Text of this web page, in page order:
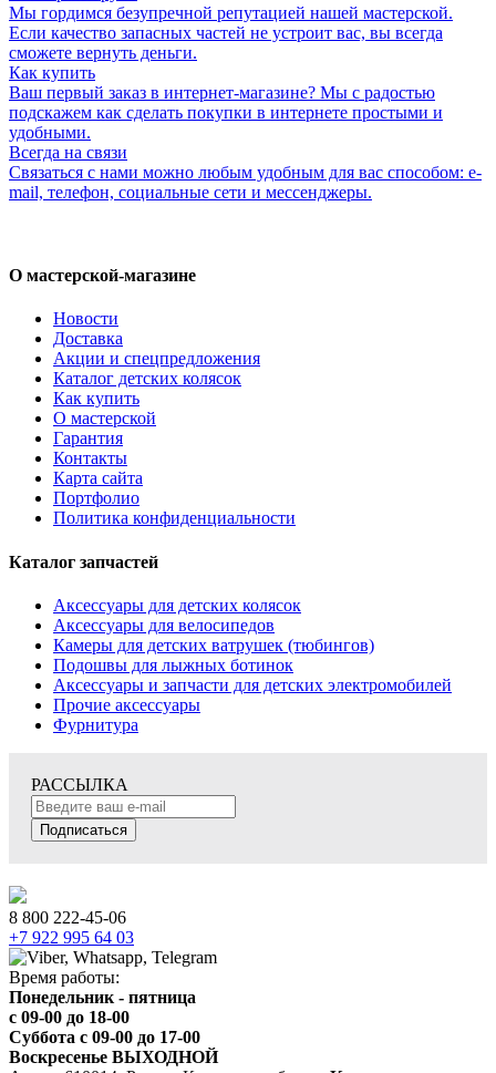
Мы гордимся безупречной репутацией нашей мастерской.
Если качество запасных частей не устроит вас, вы всегда
сможете вернуть деньги.
Как купить
Ваш первый заказ в интернет-магазине? Мы с радостью
подскажем как сделать покупки в интернете простыми и
удобными.
Всегда на связи
Связаться с нами можно любым удобным для вас способом: e-
mail, телефон, социальные сети и мессенджеры.
О мастерской-магазине
Новости
Доставка
Акции и спецпредложения
Каталог детских колясок
Как купить
О мастерской
Гарантия
Контакты
Карта сайта
Портфолио
Политика конфиденциальности
Каталог запчастей
Аксессуары для детских колясок
Аксессуары для велосипедов
Камеры для детских ватрушек (тюбингов)
Подошвы для лыжных ботинок
Аксессуары и запчасти для детских электромобилей
Прочие аксессуары
Фурнитура
РАССЫЛКА
Подписаться
8 800 222-45-06
+7 922 995 64 03
Время работы:
Понедельник - пятница
c 09-00 до 18-00
Суббота с 09-00 до 17-00
Воскресенье ВЫХОДНОЙ